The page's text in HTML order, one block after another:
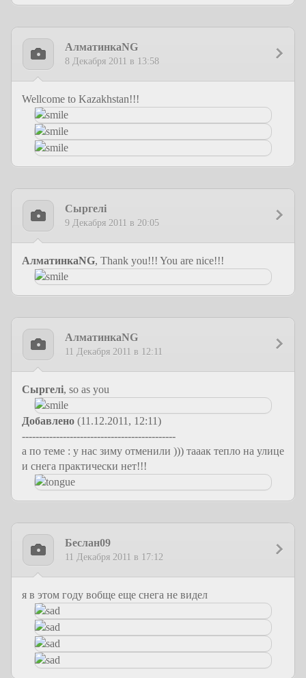
АлматинкаNG
8 Декабря 2011 в 13:58
Wellcome to Kazakhstan!!!
Сыргелi
9 Декабря 2011 в 20:05
АлматинкаNG, Thank you!!! You are nice!!!
АлматинкаNG
11 Декабря 2011 в 12:11
Сыргелi, so as you
Добавлено (11.12.2011, 12:11)
---------------------------------------------
а по теме : у нас зиму отменили ))) тааак тепло на улице
и снега практически нет!!!
Беслан09
11 Декабря 2011 в 17:12
я в этом году вобще еще снега не видел